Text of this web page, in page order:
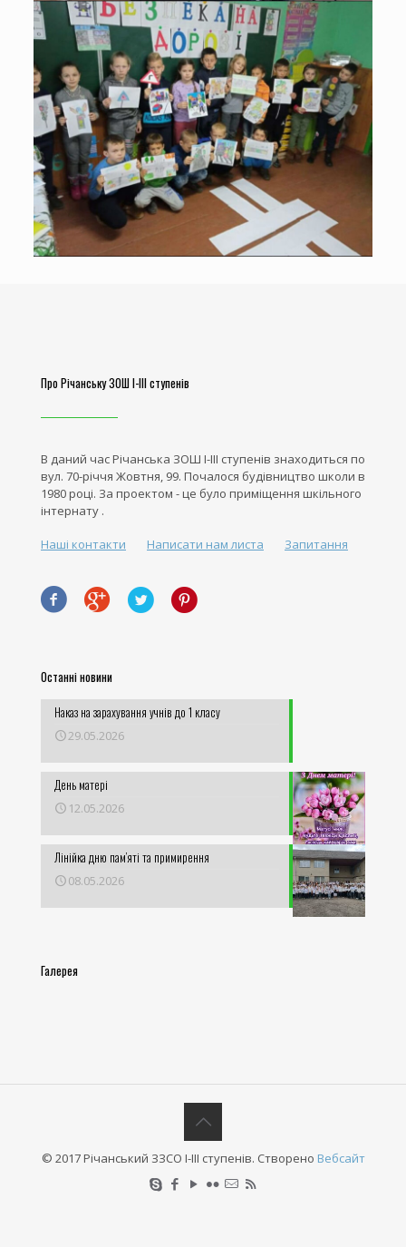
Про Річанську ЗОШ І-ІІІ ступенів
В даний час Річанська ЗОШ І-ІІІ ступенів знаходиться по
вул. 70-річчя Жовтня, 99. Почалося будівництво школи в
1980 році. За проектом - це було приміщення шкільного
інтернату .
Наші контакти Написати нам листа Запитання
Останні новини
Наказ на зарахування учнів до 1 класу
29.05.2026
День матері
12.05.2026
Лінійка дню пам’яті та примирення
08.05.2026
Галерея
© 2017 Річанський ЗЗСО І-ІІІ ступенів. Створено Вебсайт